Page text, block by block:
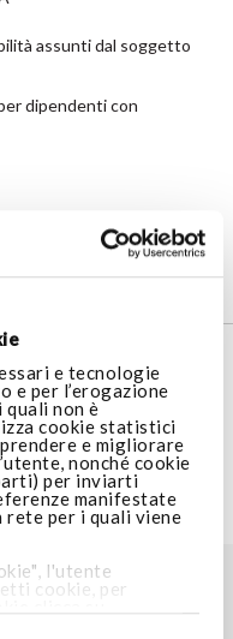
e tecnologie
e per l’erogazione
quali non è
cookie statistici
e migliorare
nonché cookie
per inviarti
manifestate
rete per i quali viene
l'utente
cookie, per
assunti dal soggetto
dipendenti con
A TE